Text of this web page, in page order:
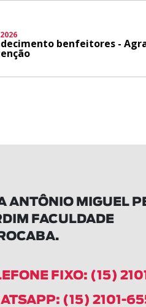
benfeitores -
ANTÔNIO MIGUEL
FACULDADE
FIXO: (15)
(15) 2101-